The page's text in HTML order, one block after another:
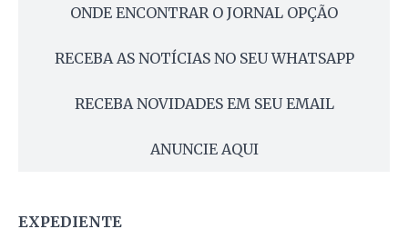
ONDE ENCONTRAR O JORNAL OPÇÃO
RECEBA AS NOTÍCIAS NO SEU WHATSAPP
RECEBA NOVIDADES EM SEU EMAIL
ANUNCIE AQUI
EXPEDIENTE